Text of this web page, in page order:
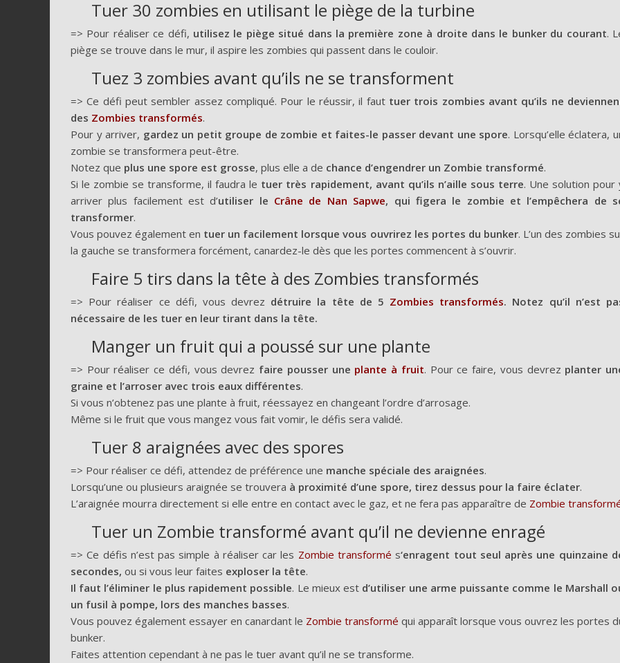
Tuer 30 zombies en utilisant le piège de la turbine
=> Pour réaliser ce défi, utilisez le piège situé dans la première zone à droite dans le bunker du courant.
piège se trouve dans le mur, il aspire les zombies qui passent dans le couloir.
Tuez 3 zombies avant qu’ils ne se transforment
=> Ce défi peut sembler assez compliqué. Pour le réussir, il faut tuer trois zombies avant qu’ils ne
des Zombies transformés.
Pour y arriver, gardez un petit groupe de zombie et faites-le passer devant une spore. Lorsqu’elle éclatera,
zombie se transformera peut-être.
Notez que plus une spore est grosse, plus elle a de chance d’engendrer un Zombie transformé.
Si le zombie se transforme, il faudra le tuer très rapidement, avant qu’ils n’aille sous terre. Une solution pour
arriver plus facilement est d’utiliser le Crâne de Nan Sapwe, qui figera le zombie et l’empêchera de
transformer.
Vous pouvez également en tuer un facilement lorsque vous ouvrirez les portes du bunker. L’un des zombies
la gauche se transformera forcément, canardez-le dès que les portes commencent à s’ouvrir.
Faire 5 tirs dans la tête à des Zombies transformés
=> Pour réaliser ce défi, vous devrez détruire la tête de 5 Zombies transformés. Notez qu’il n’est
nécessaire de les tuer en leur tirant dans la tête.
Manger un fruit qui a poussé sur une plante
=> Pour réaliser ce défi, vous devrez faire pousser une plante à fruit. Pour ce faire, vous devrez planter
graine et l’arroser avec trois eaux différentes.
Si vous n’obtenez pas une plante à fruit, réessayez en changeant l’ordre d’arrosage.
Même si le fruit que vous mangez vous fait vomir, le défis sera validé.
Tuer 8 araignées avec des spores
=> Pour réaliser ce défi, attendez de préférence une manche spéciale des araignées.
Lorsqu’une ou plusieurs araignée se trouvera à proximité d’une spore, tirez dessus pour la faire éclater.
L’araignée mourra directement si elle entre en contact avec le gaz, et ne fera pas apparaître de Zombie
Tuer un Zombie transformé avant qu’il ne devienne enragé
=> Ce défis n’est pas simple à réaliser car les Zombie transformé s‘enragent tout seul après une quinzaine
secondes, ou si vous leur faites exploser la tête.
Il faut l’éliminer le plus rapidement possible. Le mieux est d’utiliser une arme puissante comme le Marshall
un fusil à pompe, lors des manches basses.
Vous pouvez également essayer en canardant le Zombie transformé qui apparaît lorsque vous ouvrez les portes
bunker.
Faites attention cependant à ne pas le tuer avant qu’il ne se transforme.